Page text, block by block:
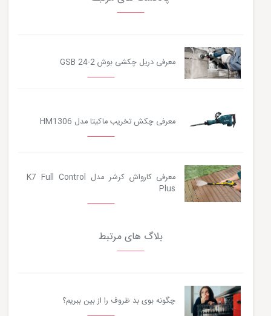
معرفی دریل چکشی بوش GSB 24-2
معرفی چکش تخریب ماکیتا مدل HM1306
معرفی کارواش کرشر مدل K7 Full Control
Plus
بلاگ های مرتبط
چگونه بوی بد ظروف را از بین ببریم؟